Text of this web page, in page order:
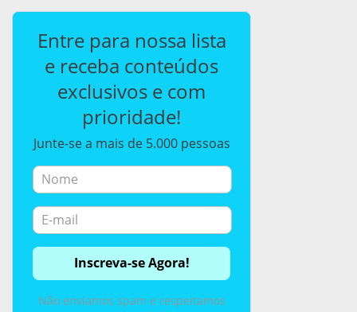
Entre para nossa lista
e receba conteúdos
exclusivos e com
prioridade!
Junte-se a mais de 5.000 pessoas
Não enviamos spam e respeitamos